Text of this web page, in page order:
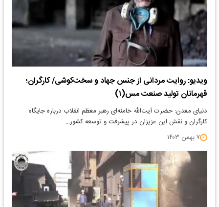
ویدیو: روایت مردانی از جنس جهاد و سخت‌کوشی/ کارگران؛
قهرمانان تولید صنعت مس(۱)
دنیای معدن: حضرت آیت‌الله خامنه‌ای رهبر معظم انقلاب درباره جایگاه
کارگران و نقش این عزیزان در پیشرفت و توسعه کشور…
۷ بهمن ۱۴۰۳